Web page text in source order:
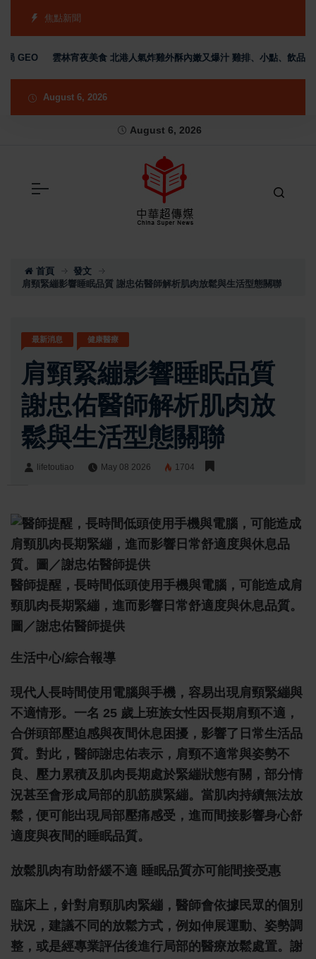
焦點新聞
GEO 雲林宵夜美食 北港人氣炸雞外酥內嫩又爆汁 雞排、小點、飲品自由
August 6, 2026
August 6, 2026
首頁
發文
肩頸緊繃影響睡眠品質 謝忠佑醫師解析肌肉放鬆與生活型態關聯
最新消息 健康醫療
肩頸緊繃影響睡眠品質
謝忠佑醫師解析肌肉放
鬆與生活型態關聯
lifetoutiao May 08 2026 1704
醫師提醒，長時間低頭使用手機與電腦，可能造成肩
頸肌肉長期緊繃，進而影響日常舒適度與休息品質。
圖／謝忠佑醫師提供
生活中心/綜合報導
現代人長時間使用電腦與手機，容易出現肩頸緊繃與
不適情形。一名 25 歲上班族女性因長期肩頸不適，
合併頭部壓迫感與夜間休息困擾，影響了日常生活品
質。對此，醫師謝忠佑表示，肩頸不適常與姿勢不
良、壓力累積及肌肉長期處於緊繃狀態有關，部分情
況甚至會形成局部的肌筋膜緊繃。當肌肉持續無法放
鬆，便可能出現局部壓痛感受，進而間接影響身心舒
適度與夜間的睡眠品質。
放鬆肌肉有助舒緩不適 睡眠品質亦可能間接受惠
臨床上，針對肩頸肌肉緊繃，醫師會依據民眾的個別
狀況，建議不同的放鬆方式，例如伸展運動、姿勢調
整，或是經專業評估後進行局部的醫療放鬆處置。謝